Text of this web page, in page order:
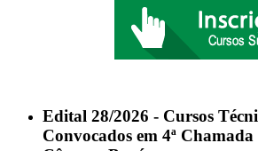
Edital 28/2026 - Cursos
Convocados em 4ª